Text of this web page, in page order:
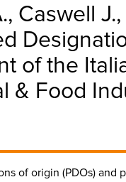
Caswell
of the
& Food
of origin (PDOs)